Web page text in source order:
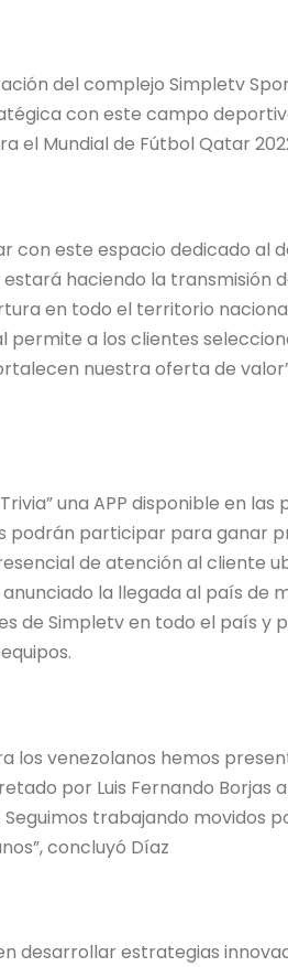
del complejo Simpletv
con este campo
el Mundial de Fútbol Qatar
con este espacio dedicado al
haciendo la transmisión
en todo el territorio
permite a los clientes
nuestra oferta de
una APP disponible en
podrán participar para ganar
de atención al cliente
la llegada al país de
de Simpletv en todo el país y
los venezolanos hemos
por Luis Fernando Borjas
trabajando movidos
concluyó Díaz
desarrollar estrategias